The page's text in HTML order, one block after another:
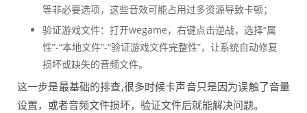
等非必要选项，这些音效可能占用过多资源导致卡顿；
验证游戏文件：打开wegame，右键点击逆战，选择“属
性”-“本地文件”-“验证游戏文件完整性”，让系统自动修复
损坏或缺失的音频文件。
这一步是最基础的排查,很多时候卡声音只是因为误触了音量
设置，或者音频文件损坏，验证文件后就能解决问题。